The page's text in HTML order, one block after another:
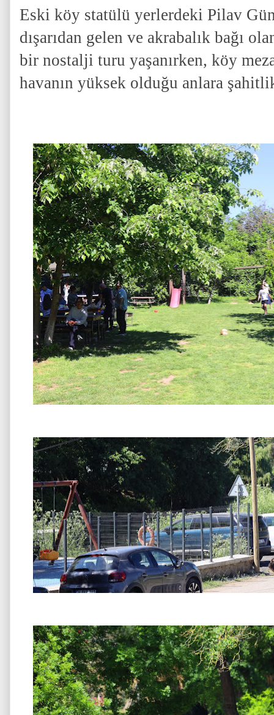
Eski köy statülü yerlerdeki Pilav
dışarıdan gelen ve akrabalık bağı
bir nostalji turu yaşanırken, köy
havanın yüksek olduğu anlara